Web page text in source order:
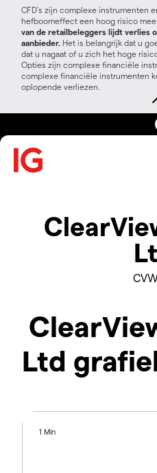
CFD’s zijn complexe instrumenten
hefboomeffect een hoog risico
van de retailbeleggers lijdt verlies
aanbieder. Het is belangrijk dat u
dat u nagaat of u zich het hoge
Opties zijn complexe financiële
complexe financiële instrumenten
oplopende verliezen.
Ltd
1 Min